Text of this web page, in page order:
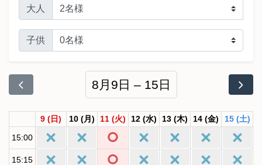
大人
子供
8月9日 – 15日
9 (日) 10 (月) 11 (火) 12 (水) 13 (木) 14 (金) 15 (土)
15:00
15:15